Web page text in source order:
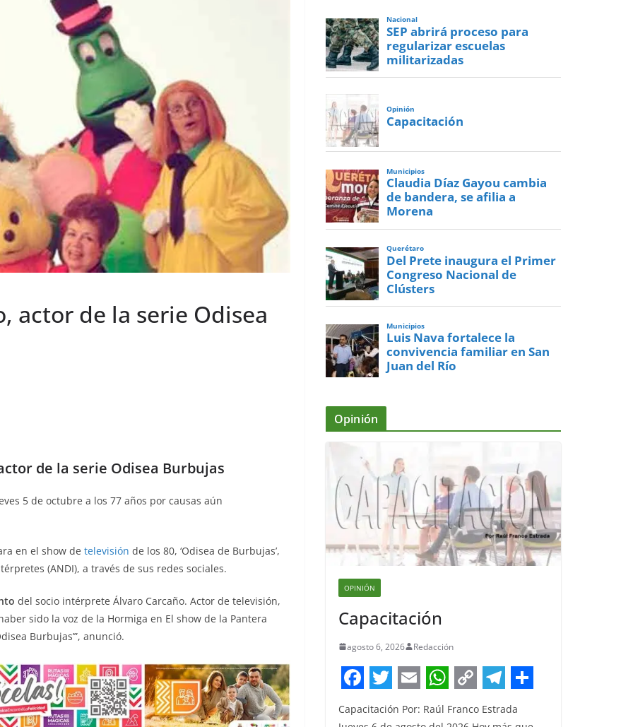
actor de la serie Odisea
de la serie Odisea Burbujas
5 de octubre a los 77 años por causas aún
en el show de televisión de los 80, ‘Odisea de Burbujas’,
(ANDI), a través de sus redes sociales.
del socio intérprete Álvaro Carcaño. Actor de televisión,
sido la voz de la Hormiga en El show de la Pantera
Burbujas’”, anunció.
Nacional
SEP abrirá proceso para
regularizar escuelas
militarizadas
Opinión
Capacitación
Municipios
Claudia Díaz Gayou cambia
de bandera, se afilia a
Morena
Querétaro
Del Prete inaugura el Primer
Congreso Nacional de
Clústers
Municipios
Luis Nava fortalece la
convivencia familiar en San
Juan del Río
Opinión
OPINIÓN
Capacitación
agosto 6, 2026 Redacción
F T E W C T S
Capacitación Por: Raúl Franco Estrada